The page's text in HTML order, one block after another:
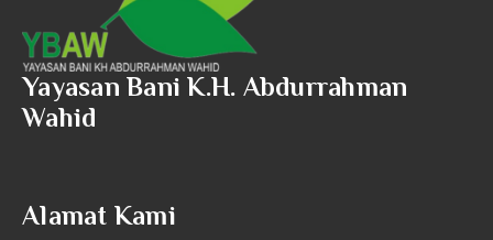
Bhairawan
Bharatiya Janatha Party
biaya
Yayasan Bani K.H. Abdurrahman
Wahid
Alamat Kami